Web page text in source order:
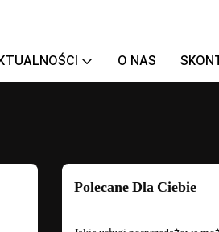
O NAS
Polecane Dla Ciebie